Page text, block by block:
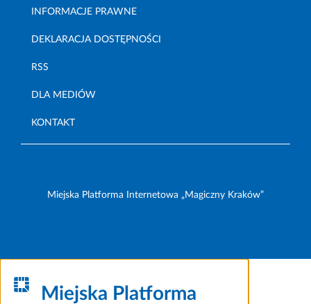
INFORMACJE PRAWNE
DEKLARACJA DOSTĘPNOŚCI
RSS
DLA MEDIÓW
KONTAKT
Miejska Platforma Internetowa „Magiczny Kraków”
Miejska Platforma